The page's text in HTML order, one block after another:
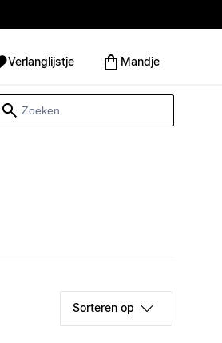
Verlanglijstje Mandje
Sorteren op